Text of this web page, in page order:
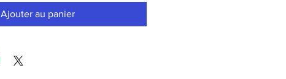
Ajouter au panier